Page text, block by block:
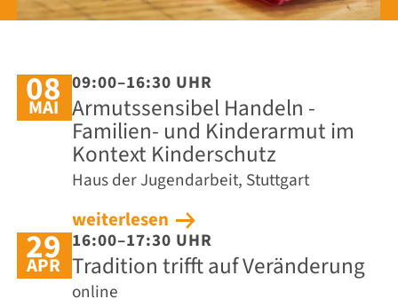
08
MAI
09:00–16:30 UHR
Armutssensibel Handeln -
Familien- und Kinderarmut im
Kontext Kinderschutz
Haus der Jugendarbeit, Stuttgart
weiterlesen
29
APR
16:00–17:30 UHR
Tradition trifft auf Veränderung
online